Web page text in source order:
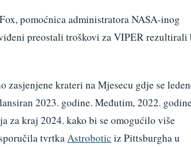
pomoćnica administratora NASA-inog
preostali troškovi za VIPER rezultirali
krateri na Mjesecu gdje se
2023. godine. Međutim, 2022.
za kraj 2024. kako bi se omogućilo više
tvrtkaAstrobotic iz Pittsburgha u